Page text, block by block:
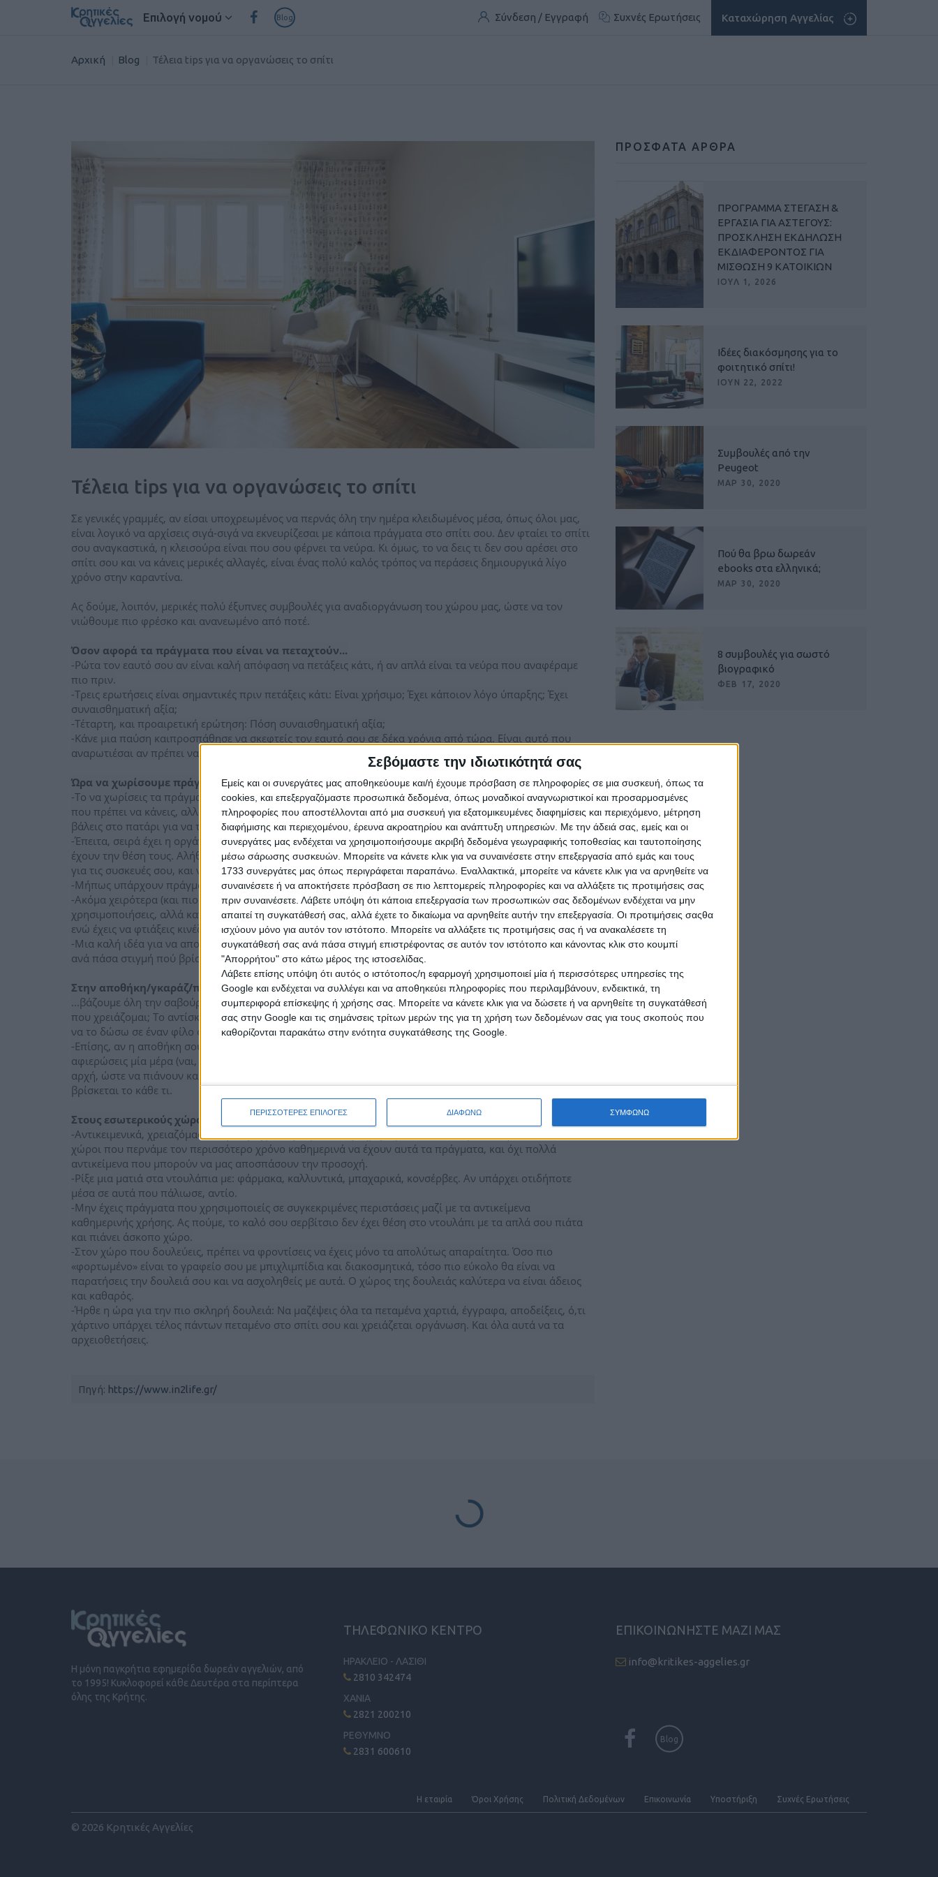
Σεβόμαστε την ιδιωτικότητά σας
Εμείς και οι συνεργάτες μας αποθηκεύουμε και/ή έχουμε πρόσβαση σε πληροφορίες σε μια συσκευή, όπως τα
cookies, και επεξεργαζόμαστε προσωπικά δεδομένα, όπως μοναδικοί αναγνωριστικοί και προσαρμοσμένες
πληροφορίες που αποστέλλονται από μια συσκευή για εξατομικευμένες διαφημίσεις και περιεχόμενο, μέτρηση
διαφήμισης και περιεχομένου, έρευνα ακροατηρίου και ανάπτυξη υπηρεσιών. Με την άδειά σας, εμείς και οι
συνεργάτες μας ενδέχεται να χρησιμοποιήσουμε ακριβή δεδομένα γεωγραφικής τοποθεσίας και ταυτοποίησης
μέσω σάρωσης συσκευών. Μπορείτε να κάνετε κλικ για να συναινέσετε στην επεξεργασία από εμάς και τους
1733 συνεργάτες μας όπως περιγράφεται παραπάνω. Εναλλακτικά, μπορείτε να κάνετε κλικ για να αρνηθείτε να
συναινέσετε ή να αποκτήσετε πρόσβαση σε πιο λεπτομερείς πληροφορίες και να αλλάξετε τις προτιμήσεις σας
πριν συναινέσετε. Λάβετε υπόψη ότι κάποια επεξεργασία των προσωπικών σας δεδομένων ενδέχεται να μην
απαιτεί τη συγκατάθεσή σας, αλλά έχετε το δικαίωμα να αρνηθείτε αυτήν την επεξεργασία. Οι προτιμήσεις σαςθα
ισχύουν μόνο για αυτόν τον ιστότοπο. Μπορείτε να αλλάξετε τις προτιμήσεις σας ή να ανακαλέσετε τη
συγκατάθεσή σας ανά πάσα στιγμή επιστρέφοντας σε αυτόν τον ιστότοπο και κάνοντας κλικ στο κουμπί
"Απορρήτου" στο κάτω μέρος της ιστοσελίδας.
Λάβετε επίσης υπόψη ότι αυτός ο ιστότοπος/η εφαρμογή χρησιμοποιεί μία ή περισσότερες υπηρεσίες της
Google και ενδέχεται να συλλέγει και να αποθηκεύει πληροφορίες που περιλαμβάνουν, ενδεικτικά, τη
συμπεριφορά επίσκεψης ή χρήσης σας. Μπορείτε να κάνετε κλικ για να δώσετε ή να αρνηθείτε τη συγκατάθεσή
σας στην Google και τις σημάνσεις τρίτων μερών της για τη χρήση των δεδομένων σας για τους σκοπούς που
καθορίζονται παρακάτω στην ενότητα συγκατάθεσης της Google.
ΠΕΡΙΣΣΟΤΕΡΕΣ ΕΠΙΛΟΓΕΣ ΔΙΑΦΩΝΩ ΣΥΜΦΩΝΩ
Επιλογή νομού Blog Σύνδεση / Εγγραφή Συχνές Ερωτήσεις Καταχώρηση Αγγελίας
Αρχική Blog Τέλεια tips για να οργανώσεις το σπίτι
Τέλεια tips για να οργανώσεις το σπίτι
Σε γενικές γραμμές, αν είσαι υποχρεωμένος να περνάς όλη την ημέρα κλειδωμένος μέσα, όπως όλοι μας,
είναι λογικό να αρχίσεις σιγά-σιγά να εκνευρίζεσαι με κάποια πράγματα στο σπίτι σου. Δεν φταίει το σπίτι
σου αναγκαστικά, η κλεισούρα είναι που σου φέρνει τα νεύρα. Κι όμως, το να δεις τι δεν σου αρέσει στο
σπίτι σου και να κάνεις μερικές αλλαγές, είναι ένας πολύ καλός τρόπος να περάσεις δημιουργικά λίγο
χρόνο στην καραντίνα.
Ας δούμε, λοιπόν, μερικές πολύ έξυπνες συμβουλές για αναδιοργάνωση του χώρου μας, ώστε να τον
νιώθουμε πιο φρέσκο και ανανεωμένο από ποτέ.
Όσον αφορά τα πράγματα που είναι να πεταχτούν...
-Ρώτα τον εαυτό σου αν είναι καλή απόφαση να πετάξεις κάτι, ή αν απλά είναι τα νεύρα που αναφέραμε
πιο πριν.
-Τρεις ερωτήσεις είναι σημαντικές πριν πετάξεις κάτι: Είναι χρήσιμο; Έχει κάποιον λόγο ύπαρξης; Έχει
συναισθηματική αξία;
-Τέταρτη, και προαιρετική ερώτηση: Πόση συναισθηματική αξία;
-Κάνε μια παύση καιπροσπάθησε να σκεφτείς τον εαυτό σου σε δέκα χρόνια από τώρα. Είναι αυτό που
αναρωτιέσαι αν πρέπει να πετάξεις (ή να αλλάξεις) κάτι που θα ήθελες στο σπίτι σου;
Ώρα να χωρίσουμε πράγματα σε κατηγορίες
-Το να χωρίσεις τα πράγματα σε κατηγορίες θα σε βοηθήσει πολύ και να οργανώσεις καλύτερα τις δουλειές
που πρέπει να κάνεις, αλλά και το να δεις ποια πράγματα θες να κρατήσεις, ποια να πετάξεις και ποια να
βάλεις στο πατάρι για να τα ξαναθυμηθείς μετά από καιρό.
-Έπειτα, σειρά έχει η οργάνωση. Μάζεψε πεταμένα πράγματα, και χώρισέ τα σε κατηγορίες. Όλα πρέπει να
έχουν την θέση τους. Αλήθεια, δεν είναι αμαρτία να χρησιμοποιείς, ας πούμε, 3 διαφορετικούς φορτιστές
για τις συσκευές σου, και να είναι όλοι σε άσχετα σημεία;
-Μήπως υπάρχουν πράγματα στο σπίτι σου που έχεις σταματήσει να χρησιμοποιείς;
-Ακόμα χειρότερα (και πιο δύσκολο να το αποδεχτούμε): Μήπως υπάρχουν πράγματα που όλο λες ότι θα
χρησιμοποιήσεις, αλλά κατά βάθος το ξέρεις πως δεν υπάρχει περίπτωση; (Εκείνο το wok, για παράδειγμα,
ενώ έχεις να φτιάξεις κινέζικο εφτά χρόνια.)
-Μια καλή ιδέα για να αποθηκεύεις τα πράγματά σου είναι τα διαφανή πλαστικά κουτιά, ώστε να ξέρεις
ανά πάσα στιγμή πού βρίσκεται το κάθε τι.
Στην αποθήκη/γκαράζ/πατάρι...
...βάζουμε όλη την σαβούρα που δεν θα χρησιμοποιήσουμε ποτέ. Ρώτα τον εαυτό σου: Είναι αυτή σαβούρα
που χρειάζομαι; Το αντίσκηνο, ας πούμε, που πήρα όταν έκανα μια φορά κάμπινγκ, μήπως είναι καλύτερα
να το δώσω σε έναν φίλο όταν τελειώσει η καραντίνα;
-Επίσης, αν η αποθήκη σου θυμίζει περισσότερο σταύλο από το πόσο ανοργάνωτη είναι, αξίζει να
αφιερώσεις μία μέρα (ναι, μία, θα σου πάρει πολύ) για να την αδειάσεις και να την οργανώσεις από την
αρχή, ώστε να πιάνουν και τα πράγματά σου λιγότερο χώρο, αλλά και να έχεις καλύτερη ιδέα για το πού
βρίσκεται το κάθε τι.
Στους εσωτερικούς χώρους, τι να κάνουμε;
-Αντικειμενικά, χρειαζόμαστε λίγα πράγματα για μέσα στην ημέρα μας. Συνεπώς, μια καλή ιδέα είναι οι
χώροι που περνάμε τον περισσότερο χρόνο καθημερινά να έχουν αυτά τα πράγματα, και όχι πολλά
αντικείμενα που μπορούν να μας αποσπάσουν την προσοχή.
-Ρίξε μια ματιά στα ντουλάπια με: φάρμακα, καλλυντικά, μπαχαρικά, κονσέρβες. Αν υπάρχει οτιδήποτε
μέσα σε αυτά που πάλιωσε, αντίο.
-Μην έχεις πράγματα που χρησιμοποιείς σε συγκεκριμένες περιστάσεις μαζί με τα αντικείμενα
καθημερινής χρήσης. Ας πούμε, το καλό σου σερβίτσιο δεν έχει θέση στο ντουλάπι με τα απλά σου πιάτα
και πιάνει άσκοπο χώρο.
-Στον χώρο που δουλεύεις, πρέπει να φροντίσεις να έχεις μόνο τα απολύτως απαραίτητα. Όσο πιο
«φορτωμένο» είναι το γραφείο σου με μπιχλιμπίδια και διακοσμητικά, τόσο πιο εύκολο θα είναι να
παρατήσεις την δουλειά σου και να ασχοληθείς με αυτά. Ο χώρος της δουλειάς καλύτερα να είναι άδειος
και καθαρός.
-Ήρθε η ώρα για την πιο σκληρή δουλειά: Να μαζέψεις όλα τα πεταμένα χαρτιά, έγγραφα, αποδείξεις, ό,τι
χάρτινο υπάρχει τέλος πάντων πεταμένο στο σπίτι σου και χρειάζεται οργάνωση. Και όλα αυτά να τα
αρχειοθετήσεις.
Πηγή: https://www.in2life.gr/
ΠΡΟΣΦΑΤΑ ΑΡΘΡΑ
ΠΡΟΓΡΑΜΜΑ ΣΤΕΓΑΣΗ &
ΕΡΓΑΣΙΑ ΓΙΑ ΑΣΤΕΓΟΥΣ:
ΠΡΟΣΚΛΗΣΗ ΕΚΔΗΛΩΣΗ
ΕΚΔΙΑΦΕΡΟΝΤΟΣ ΓΙΑ
ΜΙΣΘΩΣΗ 9 ΚΑΤΟΙΚΙΩΝ
ΙΟΥΛ 1, 2026
Ιδέες διακόσμησης για το
φοιτητικό σπίτι!
ΙΟΥΝ 22, 2022
Συμβουλές από την
Peugeot
ΜΑΡ 30, 2020
Πού θα βρω δωρεάν
ebooks στα ελληνικά;
ΜΑΡ 30, 2020
8 συμβουλές για σωστό
βιογραφικό
ΦΕΒ 17, 2020
Η μόνη παγκρήτια εφημερίδα δωρεάν αγγελιών, από
το 1995! Κυκλοφορεί κάθε Δευτέρα στα περίπτερα
όλης της Κρήτης.
ΤΗΛΕΦΩΝΙΚΟ ΚΕΝΤΡΟ
ΗΡΑΚΛΕΙΟ - ΛΑΣΙΘΙ
2810 342474
ΧΑΝΙΑ
2821 200210
ΡΕΘΥΜΝΟ
2831 600610
ΕΠΙΚΟΙΝΩΝΗΣΤΕ ΜΑΖΙ ΜΑΣ
info@kritikes-aggelies.gr
Blog
Η εταιρία Όροι Xρήσης Πολιτική Δεδομένων Επικοινωνία Υποστήριξη Συχνές Eρωτήσεις
© 2026 Κρητικές Αγγελίες